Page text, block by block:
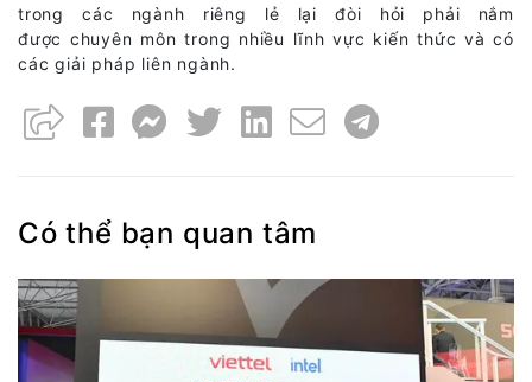
trong các ngành riêng lẻ lại đòi hỏi phải nắm
được chuyên môn trong nhiều lĩnh vực kiến ​​thức và có
các giải pháp liên ngành.
Có thể bạn quan tâm